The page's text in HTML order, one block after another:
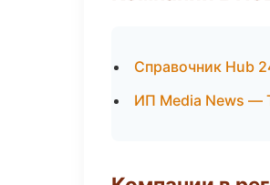
Справочник Hub
ИП Media News —